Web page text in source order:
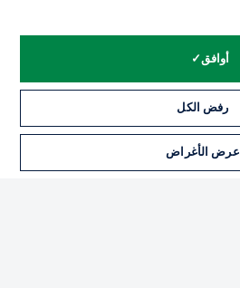
بيان الخصوصية
القنوات الناقلة
أوافق
رفض الكل
عرض الأغراض